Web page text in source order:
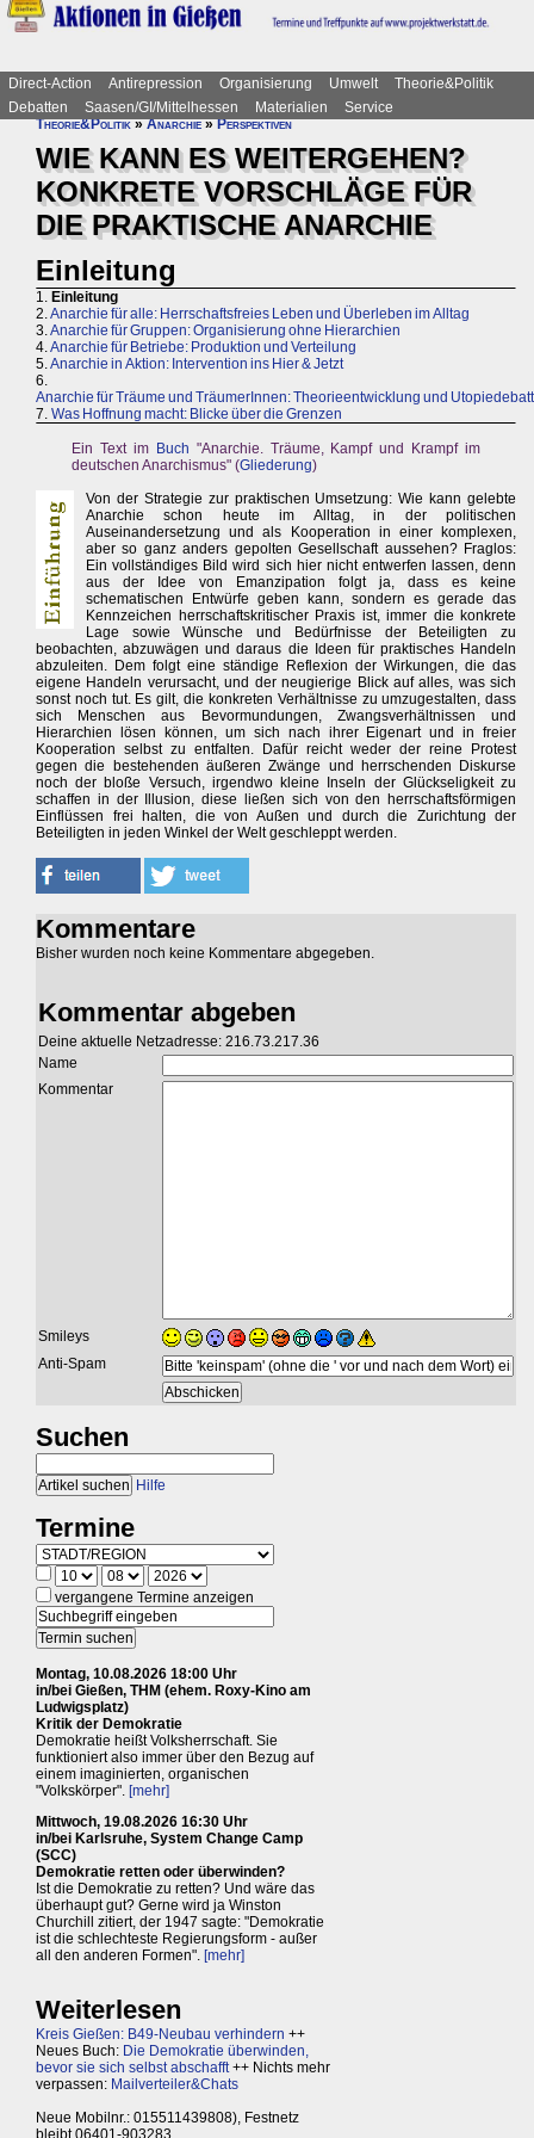
Direct-Action Antirepression Organisierung Umwelt
Theorie&Politik
Debatten
Saasen/GI/Mittelhessen Materialien
Service
Theorie&Politik»Anarchie»Perspektiven
WIE KANN ES WEITERGEHEN?
KONKRETE VORSCHLÄGE FÜR
DIE PRAKTISCHE ANARCHIE
Einleitung
1. Einleitung
2.Anarchie für alle: Herrschaftsfreies Leben und Überleben im Alltag
3.Anarchie für Gruppen: Organisierung ohne Hierarchien
4.Anarchie für Betriebe: Produktion und Verteilung
5.Anarchie in Aktion: Intervention ins Hier & Jetzt
6.
Anarchie für Träume und TräumerInnen: Theorieentwicklung und
7. Was Hoffnung macht: Blicke über die Grenzen
Ein Text im Buch "Anarchie. Träume, Kampf und Krampf im
deutschen Anarchismus" (Gliederung)
Von der Strategie zur praktischen Umsetzung: Wie kann gelebte
Anarchie schon heute im Alltag, in der politischen
Auseinandersetzung und als Kooperation in einer komplexen,
aber so ganz anders gepolten Gesellschaft aussehen? Fraglos:
Ein vollständiges Bild wird sich hier nicht entwerfen lassen, denn
aus der Idee von Emanzipation folgt ja, dass es keine
schematischen Entwürfe geben kann, sondern es gerade das
Kennzeichen herrschaftskritischer Praxis ist, immer die konkrete
Lage sowie Wünsche und Bedürfnisse der Beteiligten zu
beobachten, abzuwägen und daraus die Ideen für praktisches Handeln
abzuleiten. Dem folgt eine ständige Reflexion der Wirkungen, die das
eigene Handeln verursacht, und der neugierige Blick auf alles, was sich
sonst noch tut. Es gilt, die konkreten Verhältnisse zu umzugestalten, dass
sich Menschen aus Bevormundungen, Zwangsverhältnissen und
Hierarchien lösen können, um sich nach ihrer Eigenart und in freier
Kooperation selbst zu entfalten. Dafür reicht weder der reine Protest
gegen die bestehenden äußeren Zwänge und herrschenden Diskurse
noch der bloße Versuch, irgendwo kleine Inseln der Glückseligkeit zu
schaffen in der Illusion, diese ließen sich von den herrschaftsförmigen
Einflüssen frei halten, die von Außen und durch die Zurichtung der
Beteiligten in jeden Winkel der Welt geschleppt werden.
Kommentare
Bisher wurden noch keine Kommentare abgegeben.
Kommentar abgeben
Deine aktuelle Netzadresse: 216.73.217.36
Name
Kommentar
Smileys
Anti-Spam
Suchen
Hilfe
Termine
vergangene Termine anzeigen
Montag, 10.08.2026 18:00 Uhr
in/bei Gießen, THM (ehem. Roxy-Kino am
Ludwigsplatz)
Kritik der Demokratie
Demokratie heißt Volksherrschaft. Sie
funktioniert also immer über den Bezug auf
einem imaginierten, organischen
"Volkskörper". [mehr]
Mittwoch, 19.08.2026 16:30 Uhr
in/bei Karlsruhe, System Change Camp
(SCC)
Demokratie retten oder überwinden?
Ist die Demokratie zu retten? Und wäre das
überhaupt gut? Gerne wird ja Winston
Churchill zitiert, der 1947 sagte: "Demokratie
ist die schlechteste Regierungsform - außer
all den anderen Formen". [mehr]
Weiterlesen
Kreis Gießen: B49-Neubau verhindern ++
Neues Buch: Die Demokratie überwinden,
bevor sie sich selbst abschafft++ Nichts mehr
verpassen: Mailverteiler&Chats
Neue Mobilnr.: 015511439808), Festnetz